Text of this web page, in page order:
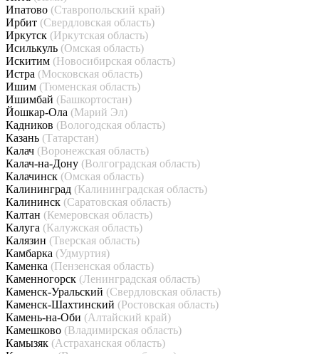
Ипатово (Ставропольский край)
Ирбит (Свердловская область)
Иркутск (Иркутская область)
Исилькуль (Омская область)
Искитим (Новосибирская область)
Истра (Московская область)
Ишим (Тюменская область)
Ишимбай (Башкортостан)
Йошкар-Ола (Марий Эл)
Кадников (Вологодская область)
Казань (Татарстан)
Калач (Воронежская область)
Калач-на-Дону (Волгоградская область)
Калачинск (Омская область)
Калининград (Калининградская область)
Калининск (Саратовская область)
Калтан (Кемеровская область)
Калуга (Калужская область)
Калязин (Тверская область)
Камбарка (Удмуртия)
Каменка (Пензенская область)
Каменногорск (Ленинградская область)
Каменск-Уральский (Свердловская область)
Каменск-Шахтинский (Ростовская область)
Камень-на-Оби (Алтайский край)
Камешково (Владимирская область)
Камызяк (Астраханская область)